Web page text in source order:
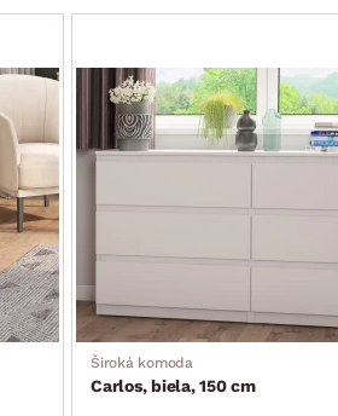
Široká komoda
Carlos, biela, 150 cm